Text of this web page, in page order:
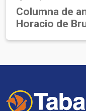
Columna de
Horacio de